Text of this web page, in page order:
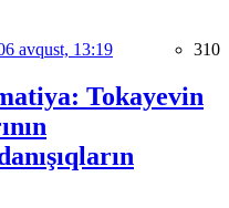
avqust, 13:19 310
Tokayevin